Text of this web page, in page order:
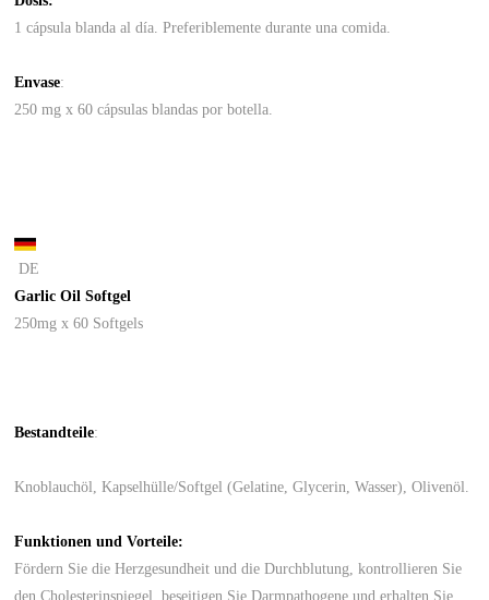
1 cápsula blanda al día. Preferiblemente durante una comida.
Envase:
250 mg x 60 cápsulas blandas por botella.
DE
Garlic Oil Softgel
250mg x 60 Softgels
Bestandteile:
Knoblauchöl, Kapselhülle/Softgel (Gelatine, Glycerin, Wasser), Olivenöl.
Funktionen und Vorteile:
Fördern Sie die Herzgesundheit und die Durchblutung, kontrollieren Sie
den Cholesterinspiegel, beseitigen Sie Darmpathogene und erhalten Sie